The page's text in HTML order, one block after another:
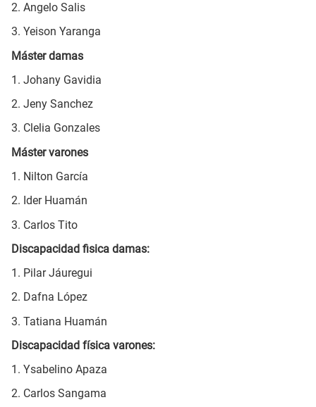
2. Angelo Salis
3. Yeison Yaranga
Máster damas
1. Johany Gavidia
2. Jeny Sanchez
3. Clelia Gonzales
Máster varones
1. Nilton García
2. Ider Huamán
3. Carlos Tito
Discapacidad fisica damas:
1. Pilar Jáuregui
2. Dafna López
3. Tatiana Huamán
Discapacidad física varones:
1. Ysabelino Apaza
2. Carlos Sangama